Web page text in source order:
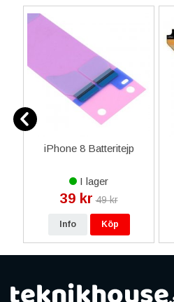
iPhone 8 Batteritejp
I lager
39 kr 49 kr
Info Köp